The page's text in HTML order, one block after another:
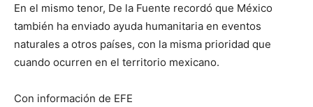
En el mismo tenor, De la Fuente recordó que México
también ha enviado ayuda humanitaria en eventos
naturales a otros países, con la misma prioridad que
cuando ocurren en el territorio mexicano.
Con información de EFE